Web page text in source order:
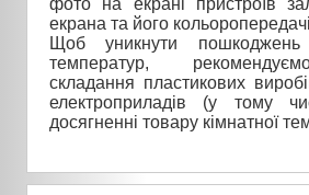
екрана та його
Щоб уникнути
температур,
складання пластикових
електроприладів (у тому
досягненні товару кімнатної